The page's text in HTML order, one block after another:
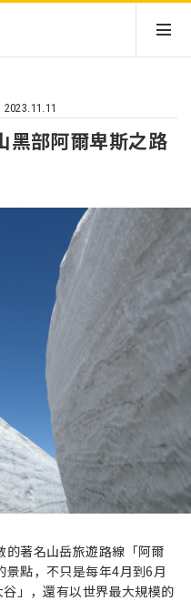
2023.11.11
黑部阿爾卑斯之路
的著名山岳旅遊路線「阿爾
點，不只是每年4月到6月
」，還有以世界最大規模的